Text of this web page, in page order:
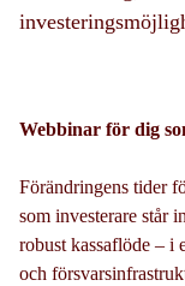
Webbinar för dig
Förändringens tider
som investerare står
robust kassaflöde – i
och